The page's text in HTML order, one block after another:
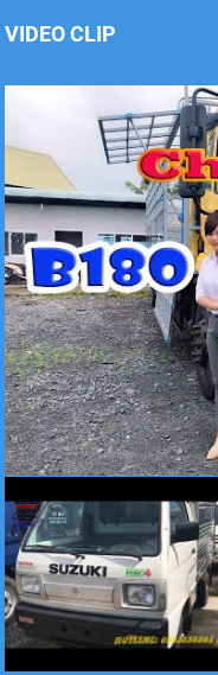
VIDEO CLIP